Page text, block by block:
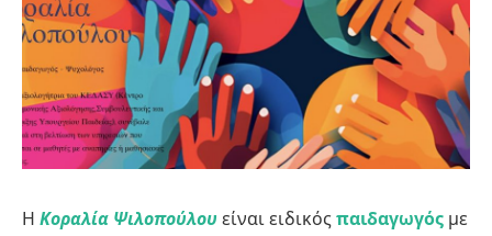
Η Κοραλία Ψιλοπούλου είναι ειδικός παιδαγωγός με